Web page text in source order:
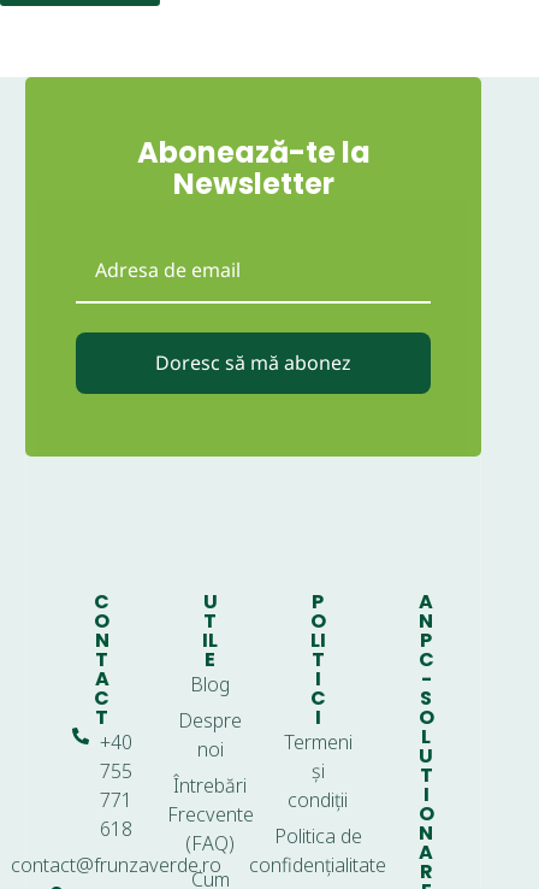
Abonează-te la
Newsletter
Doresc să mă abonez
C
O
N
T
A
C
T
+40
755
771
618
contact@frunzaverde.ro
U
T
IL
E
Blog
Despre
noi
Întrebări
Frecvente
(FAQ)
Cum
P
O
LI
T
I
C
I
Termeni
și
condiții
Politica de
confidențialitate
A
N
P
C
-
S
O
L
U
T
I
O
N
A
R